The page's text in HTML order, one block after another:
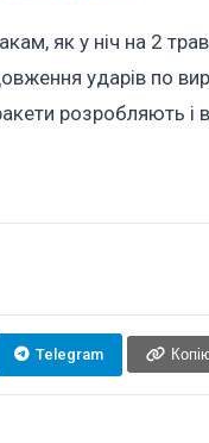
як у ніч на 2
ударів по
розробляють і
Telegram